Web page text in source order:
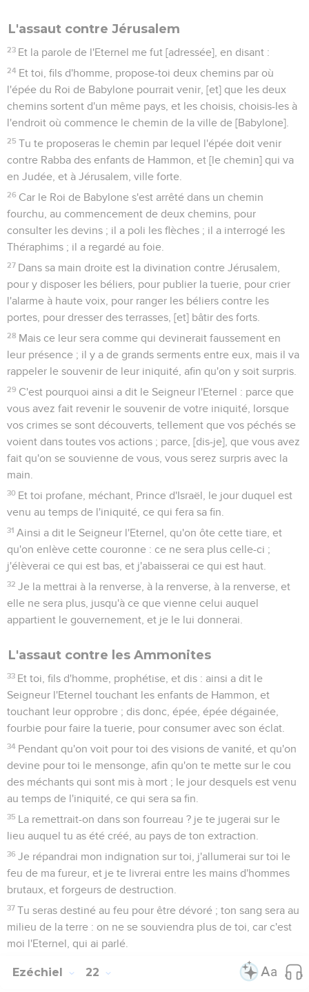
L'assaut contre Jérusalem
23 Et la parole de l'Eternel me fut [adressée], en disant :
24 Et toi, fils d'homme, propose-toi deux chemins par où
l'épée du Roi de Babylone pourrait venir, [et] que les deux
chemins sortent d'un même pays, et les choisis, choisis-les à
l'endroit où commence le chemin de la ville de [Babylone].
25 Tu te proposeras le chemin par lequel l'épée doit venir
contre Rabba des enfants de Hammon, et [le chemin] qui va
en Judée, et à Jérusalem, ville forte.
26 Car le Roi de Babylone s'est arrêté dans un chemin
fourchu, au commencement de deux chemins, pour
consulter les devins ; il a poli les flèches ; il a interrogé les
Théraphims ; il a regardé au foie.
27 Dans sa main droite est la divination contre Jérusalem,
pour y disposer les béliers, pour publier la tuerie, pour crier
l'alarme à haute voix, pour ranger les béliers contre les
portes, pour dresser des terrasses, [et] bâtir des forts.
28 Mais ce leur sera comme qui devinerait faussement en
leur présence ; il y a de grands serments entre eux, mais il va
rappeler le souvenir de leur iniquité, afin qu'on y soit surpris.
29 C'est pourquoi ainsi a dit le Seigneur l'Eternel : parce que
vous avez fait revenir le souvenir de votre iniquité, lorsque
vos crimes se sont découverts, tellement que vos péchés se
voient dans toutes vos actions ; parce, [dis-je], que vous avez
fait qu'on se souvienne de vous, vous serez surpris avec la
main.
30 Et toi profane, méchant, Prince d'Israël, le jour duquel est
venu au temps de l'iniquité, ce qui fera sa fin.
31 Ainsi a dit le Seigneur l'Eternel, qu'on ôte cette tiare, et
qu'on enlève cette couronne : ce ne sera plus celle-ci ;
j'élèverai ce qui est bas, et j'abaisserai ce qui est haut.
32 Je la mettrai à la renverse, à la renverse, à la renverse, et
elle ne sera plus, jusqu'à ce que vienne celui auquel
appartient le gouvernement, et je le lui donnerai.
L'assaut contre les Ammonites
33 Et toi, fils d'homme, prophétise, et dis : ainsi a dit le
Seigneur l'Eternel touchant les enfants de Hammon, et
touchant leur opprobre ; dis donc, épée, épée dégainée,
fourbie pour faire la tuerie, pour consumer avec son éclat.
34 Pendant qu'on voit pour toi des visions de vanité, et qu'on
devine pour toi le mensonge, afin qu'on te mette sur le cou
des méchants qui sont mis à mort ; le jour desquels est venu
au temps de l'iniquité, ce qui sera sa fin.
35 La remettrait-on dans son fourreau ? je te jugerai sur le
lieu auquel tu as été créé, au pays de ton extraction.
36 Je répandrai mon indignation sur toi, j'allumerai sur toi le
feu de ma fureur, et je te livrerai entre les mains d'hommes
brutaux, et forgeurs de destruction.
37 Tu seras destiné au feu pour être dévoré ; ton sang sera au
milieu de la terre : on ne se souviendra plus de toi, car c'est
moi l'Eternel, qui ai parlé.
Ezéchiel 22